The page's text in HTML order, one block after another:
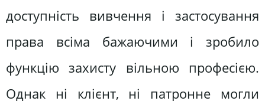
доступність вивчення і застосування
права всіма бажаючими і зробило
функцію захисту вільною професією.
Однак ні клієнт, ні патронне могли